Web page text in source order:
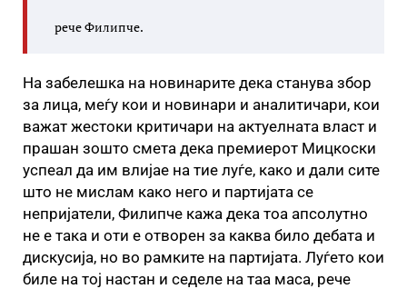
рече Филипче.
На забелешка на новинарите дека станува збор
за лица, меѓу кои и новинари и аналитичари, кои
важат жестоки критичари на актуелната власт и
прашан зошто смета дека премиерот Мицкоски
успеал да им влијае на тие луѓе, како и дали сите
што не мислам како него и партијата се
непријатели, Филипче кажа дека тоа апсолутно
не е така и оти е отворен за каква било дебата и
дискусија, но во рамките на партијата. Луѓето кои
биле на тој настан и седеле на таа маса, рече